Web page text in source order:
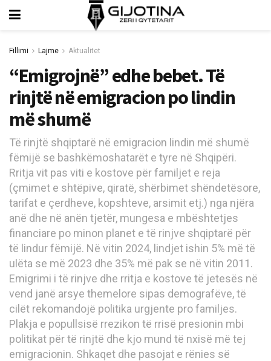
Fillimi Lajme Aktualitet
“Emigrojnë” edhe bebet. Të
rinjtë në emigracion po lindin
më shumë
Të rinjtë shqiptarë në emigracion lindin më shumë
fëmijë se bashkëmoshatarët e tyre në Shqipëri.
Rritja vit pas viti e kostove për familjet e reja
(çmimet e shtëpive, qiratë, shërbimet shëndetësore,
tarifat e çerdheve, kopshteve, arsimit etj.) nga njëra
anë dhe në anën tjetër, mungesa e mbështetjes
financiare po minon planet e të rinjve shqiptarë për
të lindur fëmijë. Në vitin 2024, lindjet ishin 5% më të
ulëta se më 2023 dhe 35% më pak se në vitin 2011.
Emigrimi i të rinjve dhe rritja e kostove të jetesës në
vend janë arsye themelore sipas demografëve, të
cilët rekomandojë politika urgjente pro familjes.
Plakja e popullsisë rrezikon të rrisë presionin mbi
politikat për të rinjtë dhe kjo mund të nxisë më tej
emigracionin. Shkaqet dhe pasojat e rënies së